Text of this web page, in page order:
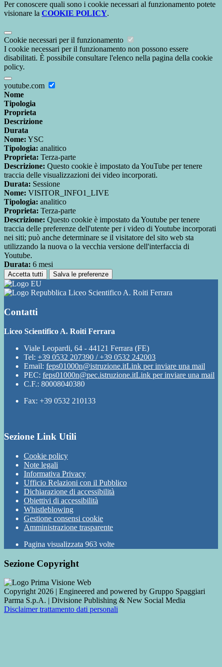
Per conoscere quali sono i cookie necessari al funzionamento potete
visionare la COOKIE POLICY.
Cookie necessari per il funzionamento
I cookie necessari per il funzionamento non possono essere
disabilitati. È possibile consultare l'elenco nella pagina della cookie
policy.
youtube.com
Nome
Tipologia
Proprieta
Descrizione
Durata
Nome: YSC
Tipologia: analitico
Proprieta: Terza-parte
Descrizione: Questo cookie è impostato da YouTube per tenere
traccia delle visualizzazioni dei video incorporati.
Durata: Sessione
Nome: VISITOR_INFO1_LIVE
Tipologia: analitico
Proprieta: Terza-parte
Descrizione: Questo cookie è impostato da Youtube per tenere
traccia delle preferenze dell'utente per i video di Youtube incorporati
nei siti; può anche determinare se il visitatore del sito web sta
utilizzando la nuova o la vecchia versione dell'interfaccia di
Youtube.
Durata: 6 mesi
Accetta tutti Salva le preferenze
Liceo Scientifico A. Roiti Ferrara
Contatti
Liceo Scientifico A. Roiti Ferrara
Viale Leopardi, 64 - 44121 Ferrara (FE)
Tel: +39 0532 207390 / +39 0532 242003
Email: feps01000n@istruzione.itLink per inviare una mail
PEC: feps01000n@pec.istruzione.itLink per inviare una mail
C.F.: 80008040380
Fax: +39 0532 210133
Sezione Link Utili
Cookie policy
Note legali
Informativa Privacy
Ufficio Relazioni con il Pubblico
Dichiarazione di accessibilità
Obiettivi di accessibilità
Whistleblowing
Gestione consensi cookie
Amministrazione trasparente
Pagina visualizzata 963 volte
Sezione Copyright
Copyright 2026 | Engineered and powered by Gruppo Spaggiari
Parma S.p.A. | Divisione Publishing & New Social Media
Disclaimer trattamento dati personali